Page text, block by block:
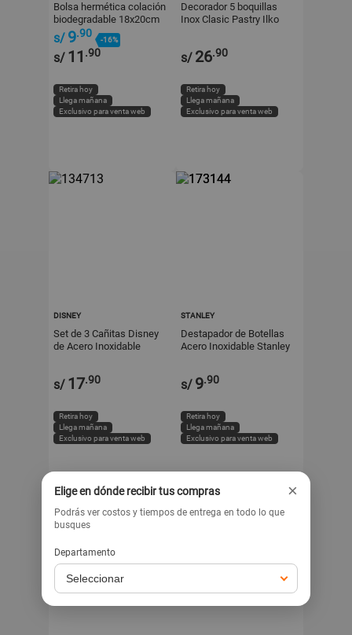
Bolsa hermética colación
biodegradable 18x20cm
Ilko
s/ 9.90
-16%
s/ 11 .90
Retira hoy
Llega mañana
Exclusivo para venta web
Decorador 5 boquillas
Inox Clasic Pastry Ilko
s/ 26.90
Retira hoy
Llega mañana
Exclusivo para venta web
DISNEY
Set de 3 Cañitas Disney
de Acero Inoxidable
s/ 17.90
Retira hoy
Llega mañana
Exclusivo para venta web
STANLEY
Destapador de Botellas
Acero Inoxidable Stanley
s/ 9.90
Retira hoy
Llega mañana
Exclusivo para venta web
Elige en dónde recibir tus compras ×
Podrás ver costos y tiempos de entrega en todo lo que
busques
Departamento